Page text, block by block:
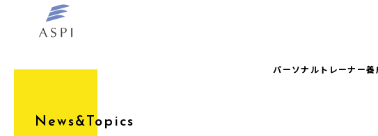
パーソナルトレーナー
News&Topics